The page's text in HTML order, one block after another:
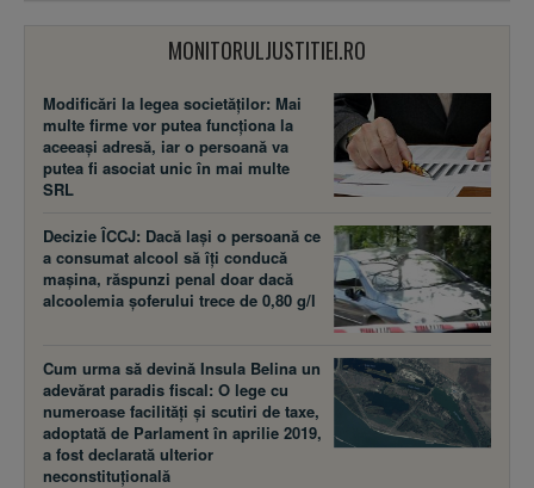
MONITORULJUSTITIEI.RO
Modificări la legea societăţilor: Mai
multe firme vor putea funcţiona la
aceeaşi adresă, iar o persoană va
putea fi asociat unic în mai multe
SRL
Decizie ÎCCJ: Dacă laşi o persoană ce
a consumat alcool să îţi conducă
maşina, răspunzi penal doar dacă
alcoolemia şoferului trece de 0,80 g/l
Cum urma să devină Insula Belina un
adevărat paradis fiscal: O lege cu
numeroase facilităţi şi scutiri de taxe,
adoptată de Parlament în aprilie 2019,
a fost declarată ulterior
neconstituţională